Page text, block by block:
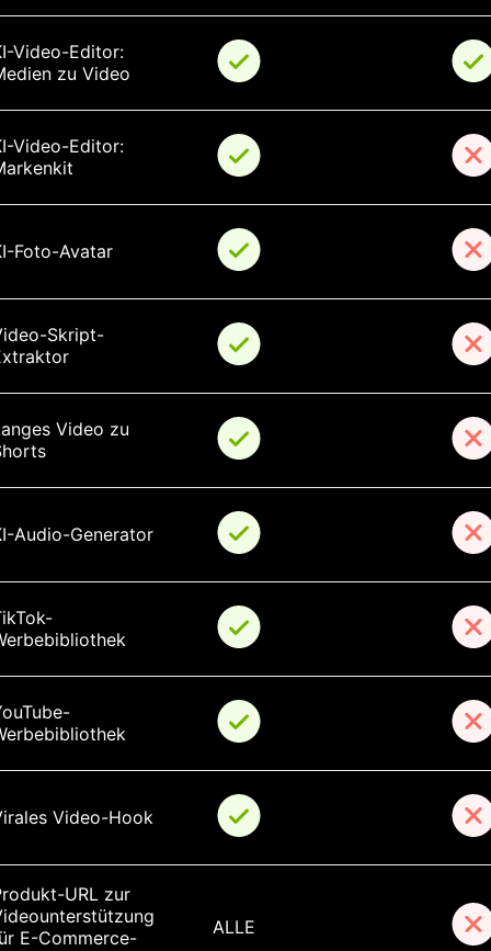
Video-Editor:
zu Video
Video-Editor:
Foto-Avatar
Skript-
Video zu
Audio-Generator
Video-Hook
URL zur
E-Commerce-
ALLE